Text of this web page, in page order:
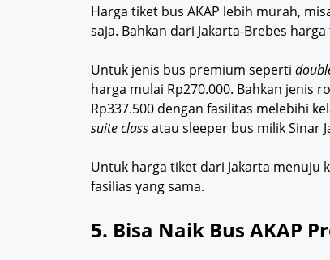
Harga tiket bus AKAP lebih murah,
saja. Bahkan dari Jakarta-Brebes
Untuk jenis bus premium seperti
harga mulai Rp270.000. Bahkan jenis
Rp337.500 dengan fasilitas melebihi
suite classatau sleeper bus milik Sinar
Untuk harga tiket dari Jakarta menuju
fasilias yang sama.
5. Bisa Naik Bus AKAP